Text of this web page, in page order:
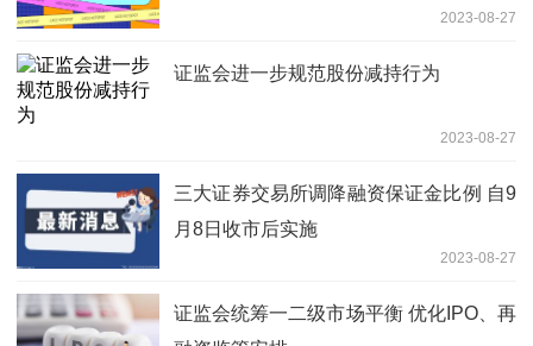
2023-08-27
证监会进一步规范股份减持行为
2023-08-27
三大证券交易所调降融资保证金比例 自9
月8日收市后实施
2023-08-27
证监会统筹一二级市场平衡 优化IPO、再